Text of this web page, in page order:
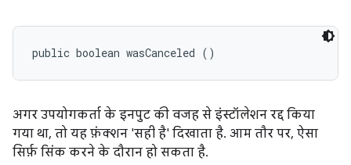
public boolean wasCanceled ()
अगर उपयोगकर्ता के इनपुट की वजह से इंस्टॉलेशन रद्द किया
गया था, तो यह फ़ंक्शन 'सही है' दिखाता है. आम तौर पर, ऐसा
सिर्फ़ सिंक करने के दौरान हो सकता है.